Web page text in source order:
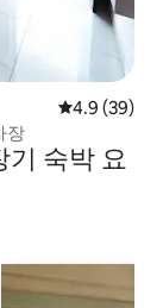
평점 4.9점(5
4.9 (39)
장
기 숙박 요